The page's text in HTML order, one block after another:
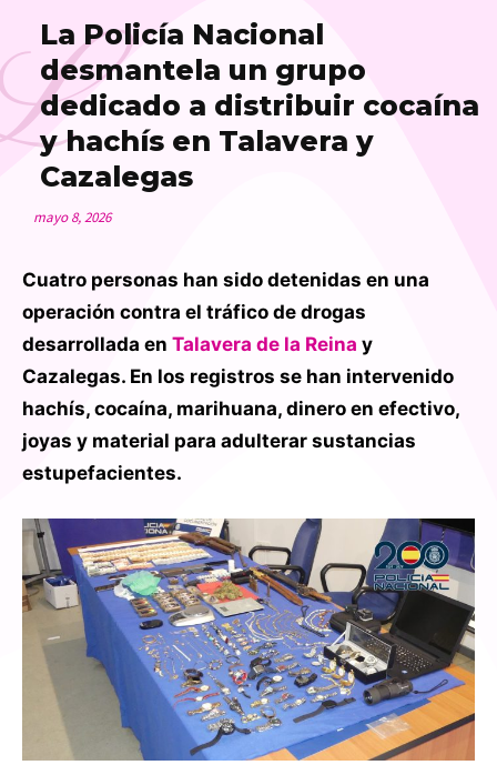
La Policía Nacional
desmantela un grupo
dedicado a distribuir cocaína
y hachís en Talavera y
Cazalegas
mayo 8, 2026
Cuatro personas han sido detenidas en una
operación contra el tráfico de drogas
desarrollada en Talavera de la Reina y
Cazalegas. En los registros se han intervenido
hachís, cocaína, marihuana, dinero en efectivo,
joyas y material para adulterar sustancias
estupefacientes.